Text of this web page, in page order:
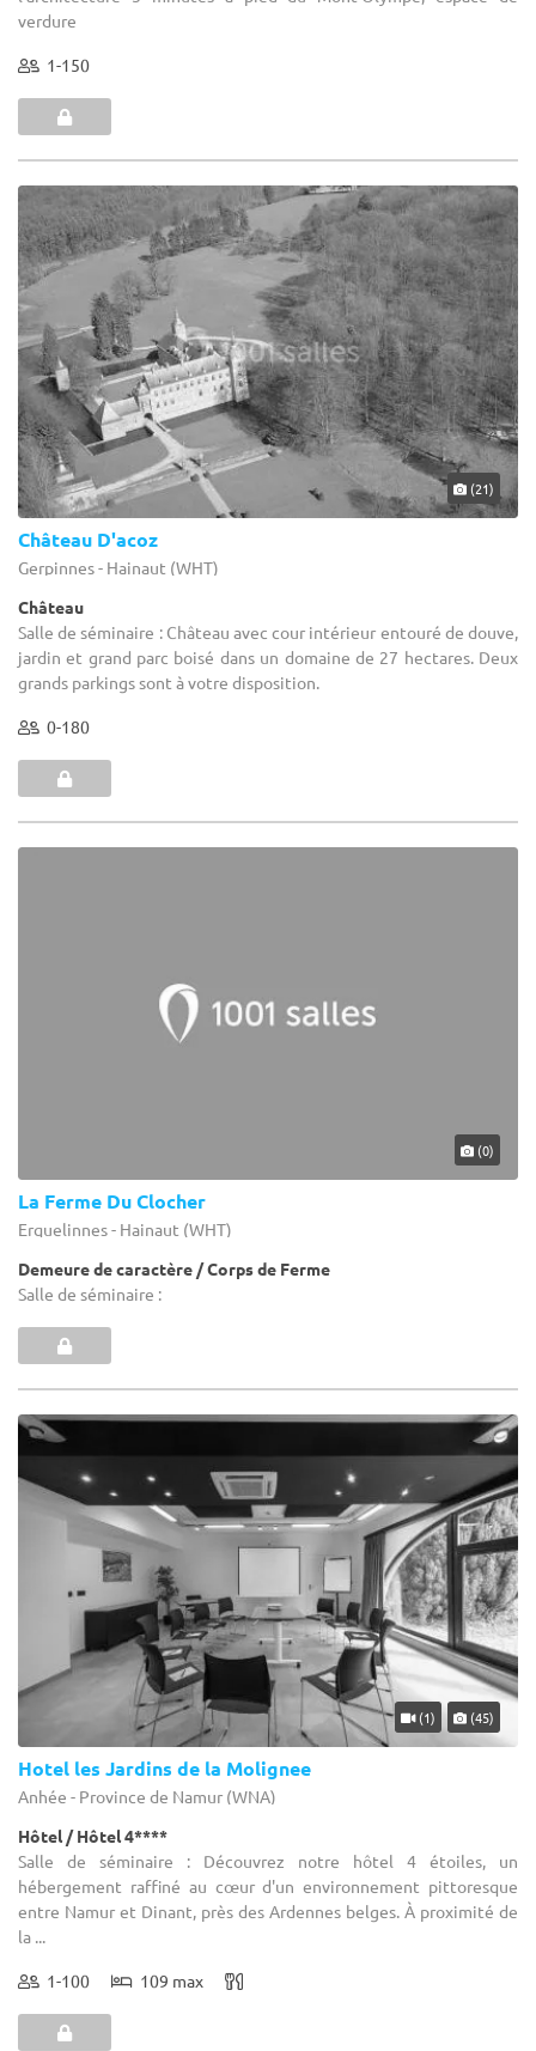
verdure
1-150
(21)
Château D'acoz
Gerpinnes - Hainaut (WHT)
Château
Salle de séminaire : Château avec cour intérieur entouré de douve,
jardin et grand parc boisé dans un domaine de 27 hectares. Deux
grands parkings sont à votre disposition.
0-180
(0)
La Ferme Du Clocher
Erquelinnes - Hainaut (WHT)
Demeure de caractère / Corps de Ferme
Salle de séminaire :
(1) (45)
Hotel les Jardins de la Molignee
Anhée - Province de Namur (WNA)
Hôtel / Hôtel 4****
Salle de séminaire : Découvrez notre hôtel 4 étoiles, un
hébergement raffiné au cœur d'un environnement pittoresque
entre Namur et Dinant, près des Ardennes belges. À proximité de
la ...
1-100 109 max